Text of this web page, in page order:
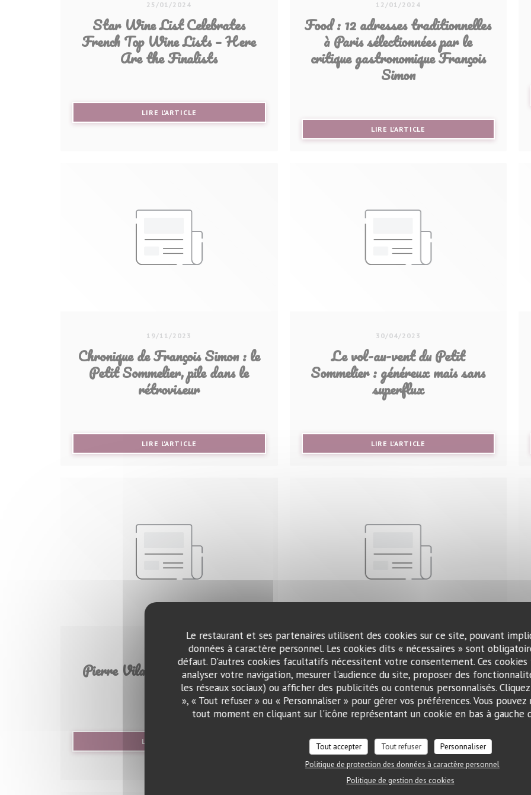
Le restaurant et ses partenaires utilisent des cookies sur ce site, pouvant
données à caractère personnel. Les cookies dits « nécessaires » sont
défaut. D'autres cookies facultatifs nécessitent votre consentement. Ces
analyser votre navigation, mesurer l'audience du site, proposer des
les réseaux sociaux) ou afficher des publicités ou contenus personnalisés.
», « Tout refuser » ou « Personnaliser » pour gérer vos préférences. Vous
tout moment en cliquant sur l'icône représentant un cookie en bas à gauche
Tout accepter Tout refuser
Personnaliser
Politique de protection des données à caractère personnel
Politique de gestion des cookies
25/01/2024
Star Wine List Celebrates
French Top Wine Lists – Here
Are the Finalists
LIRE L'ARTICLE
12/01/2024
Food : 12 adresses traditionnelles
à Paris sélectionnées par le
critique gastronomique François
Simon
LIRE L'ARTICLE
19/11/2023
Chronique de François Simon : le
Petit Sommelier, pile dans le
rétroviseur
LIRE L'ARTICLE
30/04/2023
Le vol-au-vent du Petit
Sommelier : généreux mais sans
superflux
LIRE L'ARTICLE
24/10/2019
Pierre Vila Palleja : le vin pour
religion
LIRE L'ARTICLE ((OUVRE UNE NOUVELLE FENÊTRE))
15/11/2018
Le Petit Sommelier, le bon
bistrot à vins !
LIRE L'ARTICLE((OUVRE UNE NOUVELLE